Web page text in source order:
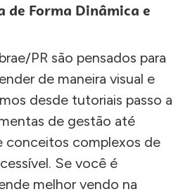
de Forma Dinâmica e
PR são pensados para
de maneira visual e
desde tutoriais passo a
de gestão até
conceitos complexos de
Se você é
melhor vendo na